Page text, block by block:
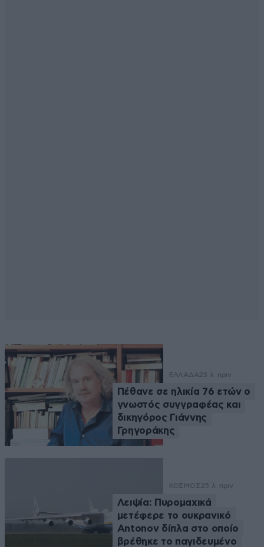
ΕΛΛΑΔΑ23 λ. πριν
Πέθανε σε ηλικία 76 ετών ο
γνωστός συγγραφέας και
δικηγόρος Γιάννης
Γρηγοράκης
ΚΟΣΜΟΣ25 λ. πριν
Λειψία: Πυρομαχικά
μετέφερε το ουκρανικό
Antonov δίπλα στο οποίο
βρέθηκε το παγιδευμένο